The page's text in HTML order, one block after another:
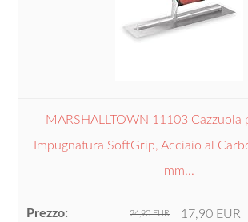
MARSHALLTOWN 11103 Cazzuola
Impugnatura SoftGrip, Acciaio al
mm...
24,90 EUR 17,90 EUR